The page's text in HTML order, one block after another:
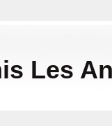
Les